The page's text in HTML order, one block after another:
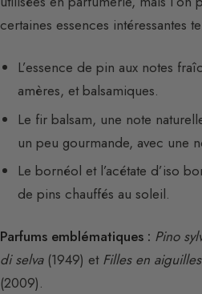
certaines essences intéressantes
L’essence de pin aux notes
amères, et balsamiques.
Le fir balsam, une note
un peu gourmande, avec une
Le bornéol et l’acétate d’iso
de pins chauffés au soleil.
Parfums emblématiques : Pino
di selva(1949) et Filles en aiguilles
(2009).